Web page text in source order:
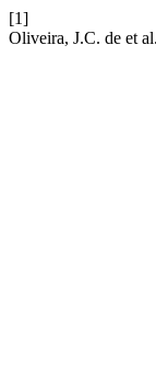
[1]
Oliveira, J.C. de et